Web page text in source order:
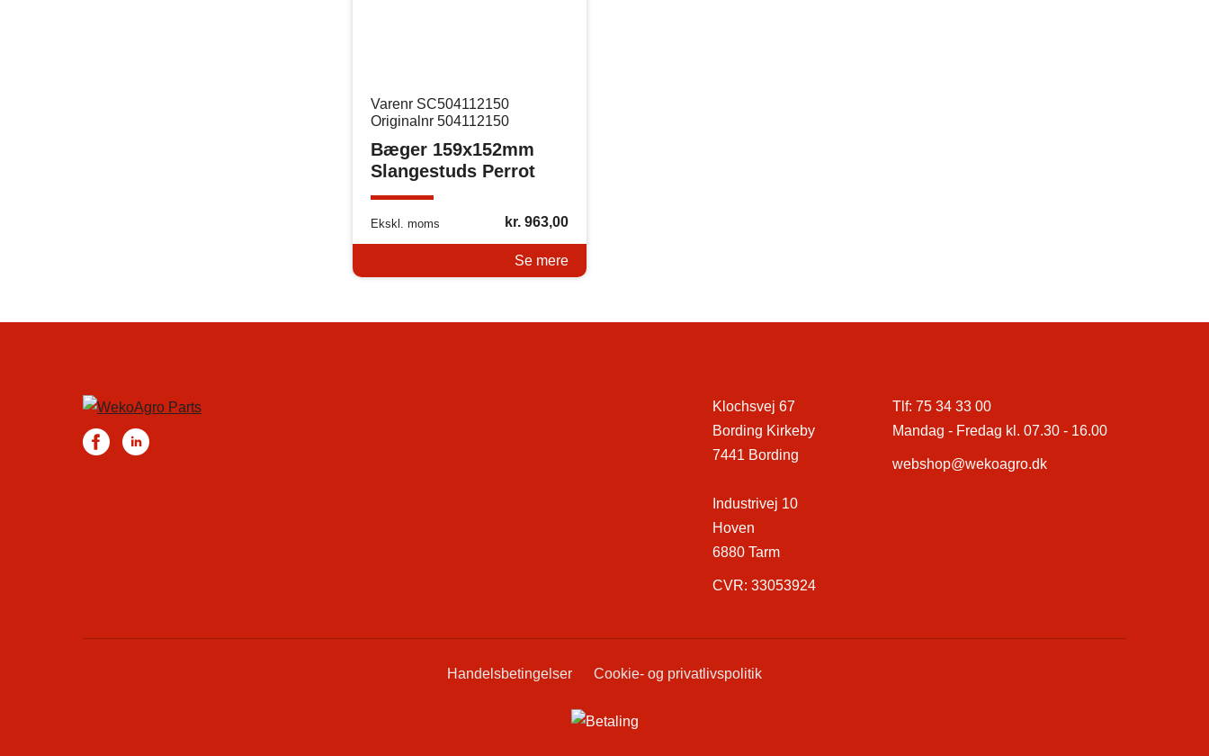
Varenr SC504112150
Originalnr 504112150
Bæger 159x152mm
Slangestuds Perrot
Ekskl. moms kr.963,00
Se mere
Klochsvej 67
Bording Kirkeby
7441 Bording
Industrivej 10
Hoven
6880 Tarm
CVR: 33053924
Tlf: 75 34 33 00
Mandag - Fredag kl. 07.30 - 16.00
webshop@wekoagro.dk
Handelsbetingelser Cookie- og privatlivspolitik